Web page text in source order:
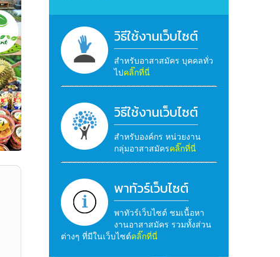
วิธีใช้งานเว็บไซต์
สำหรับอาสาสมัคร บุคคลทั่ว
ไปคลิ๊กที่นี่
วิธีใช้งานเว็บไซต์
สำหรับองค์กร หน่วยงาน
กลุ่มอาสาสมัครคลิ๊กที่นี่
พาทัวร์เว็บไซต์
พาทัวร์เว็บไซต์ ชมเนื้อหา
งานอาสาสมัคร รวมทั้งส่วน
ต่างๆ ที่มีในเว็บไซต์คลิ๊กที่นี่